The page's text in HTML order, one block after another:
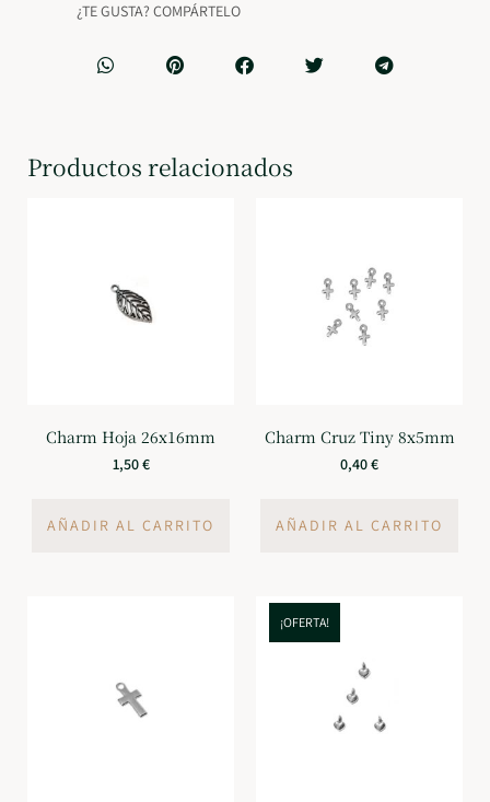
¿TE GUSTA? COMPÁRTELO
Productos relacionados
Charm Hoja 26x16mm
1,50€
AÑADIR AL CARRITO
Charm Cruz Tiny 8x5mm
0,40€
AÑADIR AL CARRITO
¡OFERTA!